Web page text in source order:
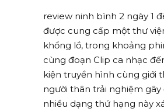
review ninh bình 2 ngày 1
được cung cấp một thư
khổng lồ, trong khoảng
cùng đoạn Clip ca nhạc
kiện truyền hình cùng giới
người thân trải nghiệm gây
nhiều dạng thứ hạng này